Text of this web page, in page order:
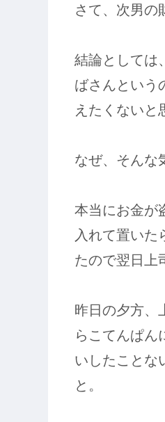
さて、次男の
結論としては
ばさんという
えたくないと
なぜ、そんな
本当にお金が
入れて置いた
たので翌日上
昨日の夕方、
らこてんぱん
いしたことな
と。